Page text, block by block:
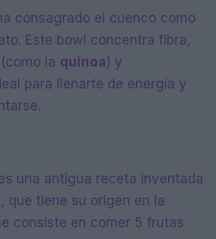
consagrado el cuenco como
Este bowl concentra fibra,
la quinoa) y
para llenarte de energía y
una antigua receta inventada
, que tiene su origen en la
consiste en comer 5 frutas